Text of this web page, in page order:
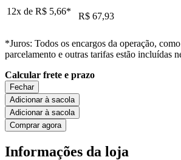
12x de R$ 5,66* R$ 67,93
*Juros: Todos os encargos da operação,
parcelamento e outras tarifas estão incluídas
Calcular frete e prazo
Fechar
Adicionar à sacola
Adicionar à sacola
Comprar agora
Informações da loja